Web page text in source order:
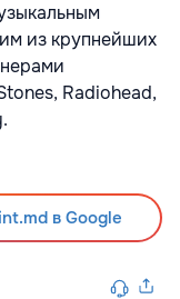
из крупнейших
Radiohead,
в Google